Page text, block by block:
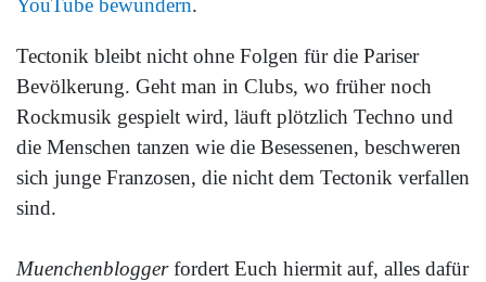
YouTube bewundern.
Tectonik bleibt nicht ohne Folgen für die Pariser
Bevölkerung. Geht man in Clubs, wo früher noch
Rockmusik gespielt wird, läuft plötzlich Techno und
die Menschen tanzen wie die Besessenen, beschweren
sich junge Franzosen, die nicht dem Tectonik verfallen
sind.
Muenchenbloggerfordert Euch hiermit auf, alles dafür